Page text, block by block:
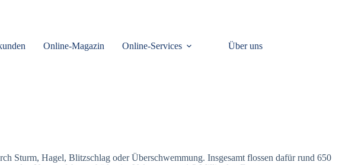
Online-Magazin Online-Services Über uns
Sturm, Hagel, Blitzschlag oder Überschwemmung. Insgesamt flossen dafür rund 650